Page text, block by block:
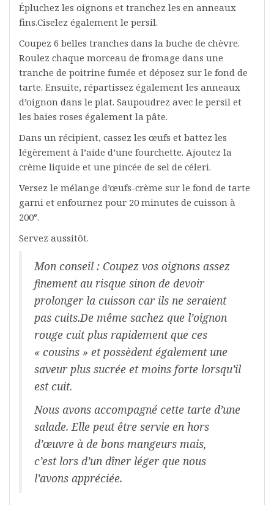
Épluchez les oignons et tranchez les en anneaux
fins.Ciselez également le persil.
Coupez 6 belles tranches dans la buche de chèvre.
Roulez chaque morceau de fromage dans une
tranche de poitrine fumée et déposez sur le fond de
tarte. Ensuite, répartissez également les anneaux
d’oignon dans le plat. Saupoudrez avec le persil et
les baies roses également la pâte.
Dans un récipient, cassez les œufs et battez les
légèrement à l’aide d’une fourchette. Ajoutez la
crème liquide et une pincée de sel de céleri.
Versez le mélange d’œufs-crème sur le fond de tarte
garni et enfournez pour 20 minutes de cuisson à
200°.
Servez aussitôt.
Mon conseil : Coupez vos oignons assez
finement au risque sinon de devoir
prolonger la cuisson car ils ne seraient
pas cuits.De même sachez que l’oignon
rouge cuit plus rapidement que ces
« cousins » et possèdent également une
saveur plus sucrée et moins forte lorsqu’il
est cuit.
Nous avons accompagné cette tarte d’une
salade. Elle peut être servie en hors
d’œuvre à de bons mangeurs mais,
c’est lors d’un dîner léger que nous
l’avons appréciée.